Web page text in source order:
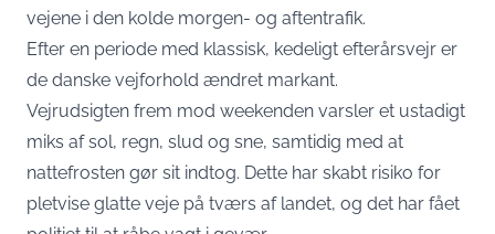
vejene i den kolde morgen- og aftentrafik.
Efter en periode med klassisk, kedeligt efterårsvejr er
de danske vejforhold ændret markant.
Vejrudsigten frem mod weekenden varsler et ustadigt
miks af sol, regn, slud og sne, samtidig med at
nattefrosten gør sit indtog. Dette har skabt risiko for
pletvise glatte veje på tværs af landet, og det har fået